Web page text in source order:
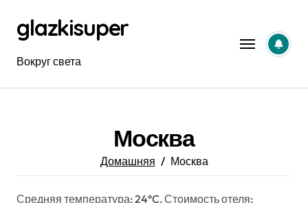
содержанию
glazkisuper
Вокруг света
Москва
Домашняя Москва
Средняя температура: 24°C, Стоимость отеля: